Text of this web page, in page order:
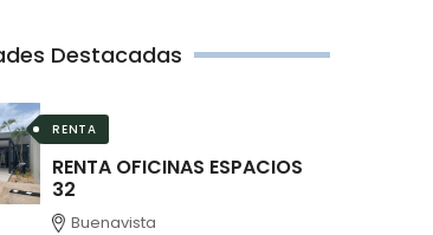
Destacadas
RENTA
RENTA OFICINAS ESPACIOS
32
Buenavista